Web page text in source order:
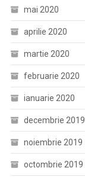
mai 2020
aprilie 2020
martie 2020
februarie 2020
ianuarie 2020
decembrie 2019
noiembrie 2019
octombrie 2019